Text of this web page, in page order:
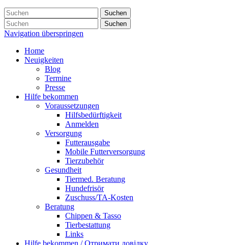
Suchen
Suchen
Navigation überspringen
Home
Neuigkeiten
Blog
Termine
Presse
Hilfe bekommen
Voraussetzungen
Hilfsbedürftigkeit
Anmelden
Versorgung
Futterausgabe
Mobile Futterversorgung
Tierzubehör
Gesundheit
Tiermed. Beratung
Hundefrisör
Zuschuss/TA-Kosten
Beratung
Chippen & Tasso
Tierbestattung
Links